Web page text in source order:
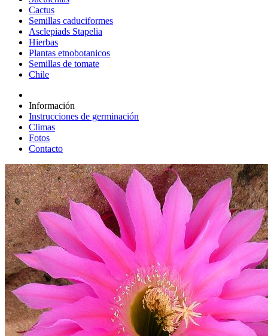
Cactus
Semillas caduciformes
Asclepiads Stapelia
Hierbas
Plantas etnobotanicos
Semillas de tomate
Chile
Información
Instrucciones de germinación
Climas
Fotos
Contacto